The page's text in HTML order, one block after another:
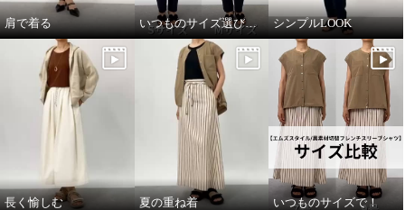
肩で着る いつものサイズ選びで！ シンプルLOOK
長く愉しむ 夏の重ね着 いつものサイズで！